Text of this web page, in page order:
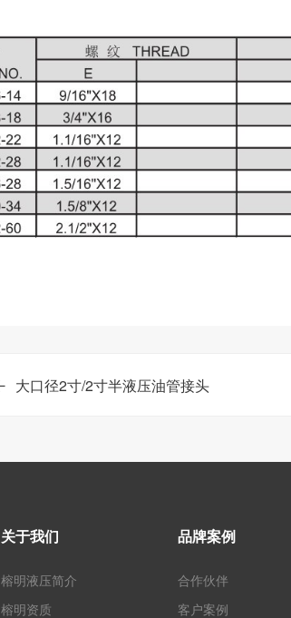
大口径2寸/2寸半液压油管接头
关于我们
榕明液压简介
榕明资质
品牌案例
合作伙伴
客户案例